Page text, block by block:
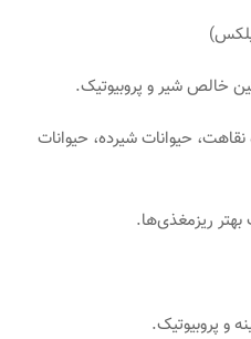
خالص شیر و پروبیوتیک.
حیوانات شیرده، حیوانات
ریزمغذی‌ها.
و پروبیوتیک.